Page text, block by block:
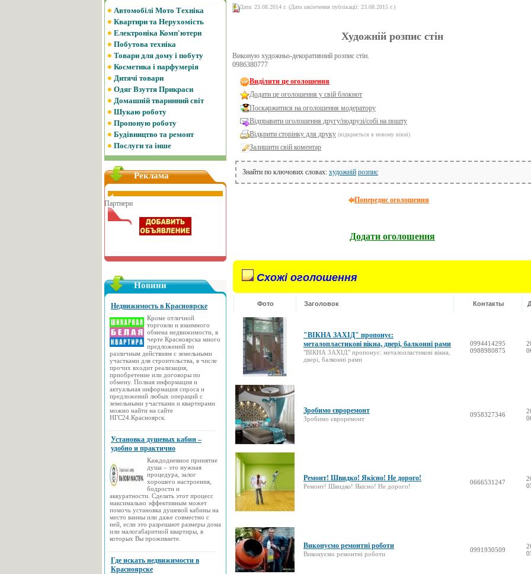
Дата: 23.08.2014 г. (Дата закінчення публікації: 23.08.2015 г.)
Художній розпис стін
Виконую художньо-декоративний розпис стін.
0986380777
Виділити це оголошення
Додати це оголошення у свій блокнот
Поскаржитися на оголошення модератору
Відправити оголошення другу/подрузі/собі на пошту
Відкрити сторінку для друку (відкриється в новому вікні)
Залишити свій коментар
Знайти по ключових словах: художній розпис
Попереднє оголошення
Додати оголошення
Схожі оголошення
Фото Заголовок Контакты
"ВІКНА ЗАХІД" пропонує:
металопластикові вікна, двері, балконні рами
"ВІКНА ЗАХІД" пропонує: металопластикові вікна,
двері, балконні рами
0994414295
0988980875
Зробимо євроремонт
Зробимо євроремонт
0958327346
Ремонт! Швидко! Якісно! Не дорого!
Ремонт! Швидко! Якісно! Не дорого!
0666531247
Виконуємо ремонтні роботи
Виконуємо ремонтні роботи
0991930509
Автомобілі Мото Техніка
Квартири та Нерухомість
Електроніка Комп'ютери
Побутова техніка
Товари для дому і побуту
Косметика і парфумерія
Дитячі товари
Одяг Взуття Прикраси
Домашній тваринний світ
Шукаю роботу
Пропоную роботу
Будівництво та ремонт
Послуги та інше
Реклама
Партнери
Новини
Недвижимость в Красноярске
Кроме отличной
торговли и взаимного
обмена недвижимости, в
черте Красноярска много
предложений по
различным действиям с земельными
участками для строительства, в числе
прочих входит реализация,
приобретение или договоры по
обмену. Полная информация и
актуальная информация спроса и
предложений любых операций с
земельными участками и квартирами
можно найти на сайте
НГС24.Красноярск.
Установка душевых кабин –
удобно и практично
Каждодневное принятие
душа – это нужная
процедура, залог
хорошего настроения,
бодрости и
аккуратности. Сделать этот процесс
максимально эффективным может
помочь установка душевой кабины на
место ванны или даже совместно с
ней, если это разрешают размеры дома
или малогабаритной квартиры, в
которых Вы проживаете.
Где искать недвижимости в
Красноярске